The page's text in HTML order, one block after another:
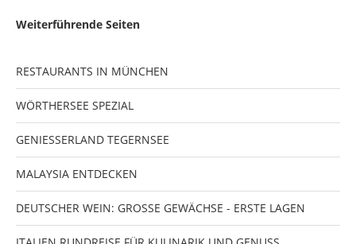
Weiterführende Seiten
RESTAURANTS IN MÜNCHEN
WÖRTHERSEE SPEZIAL
GENIESSERLAND TEGERNSEE
MALAYSIA ENTDECKEN
DEUTSCHER WEIN: GROSSE GEWÄCHSE - ERSTE LAGEN